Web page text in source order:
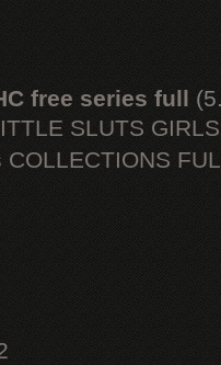
free series full
SLUTS